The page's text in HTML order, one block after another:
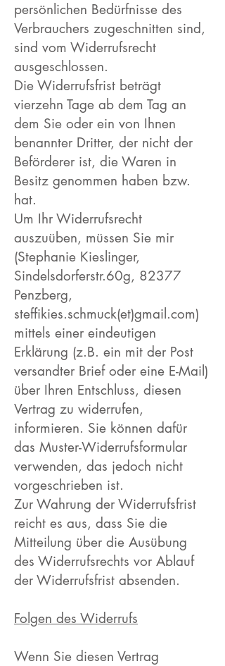
persönlichen Bedürfnisse des
Verbrauchers zugeschnitten sind,
sind vom Widerrufsrecht
ausgeschlossen.
Die Widerrufsfrist beträgt
vierzehn Tage ab dem Tag an
dem Sie oder ein von Ihnen
benannter Dritter, der nicht der
Beförderer ist, die Waren in
Besitz genommen haben bzw.
hat.
Um Ihr Widerrufsrecht
auszuüben, müssen Sie mir
(Stephanie Kieslinger,
Sindelsdorferstr.60g, 82377
Penzberg,
steffikies.schmuck(et)gmail.com)
mittels einer eindeutigen
Erklärung (z.B. ein mit der Post
versandter Brief oder eine E-Mail)
über Ihren Entschluss, diesen
Vertrag zu widerrufen,
informieren. Sie können dafür
das Muster-Widerrufsformular
verwenden, das jedoch nicht
vorgeschrieben ist.
Zur Wahrung der Widerrufsfrist
reicht es aus, dass Sie die
Mitteilung über die Ausübung
des Widerrufsrechts vor Ablauf
der Widerrufsfrist absenden.
Folgen des Widerrufs
Wenn Sie diesen Vertrag